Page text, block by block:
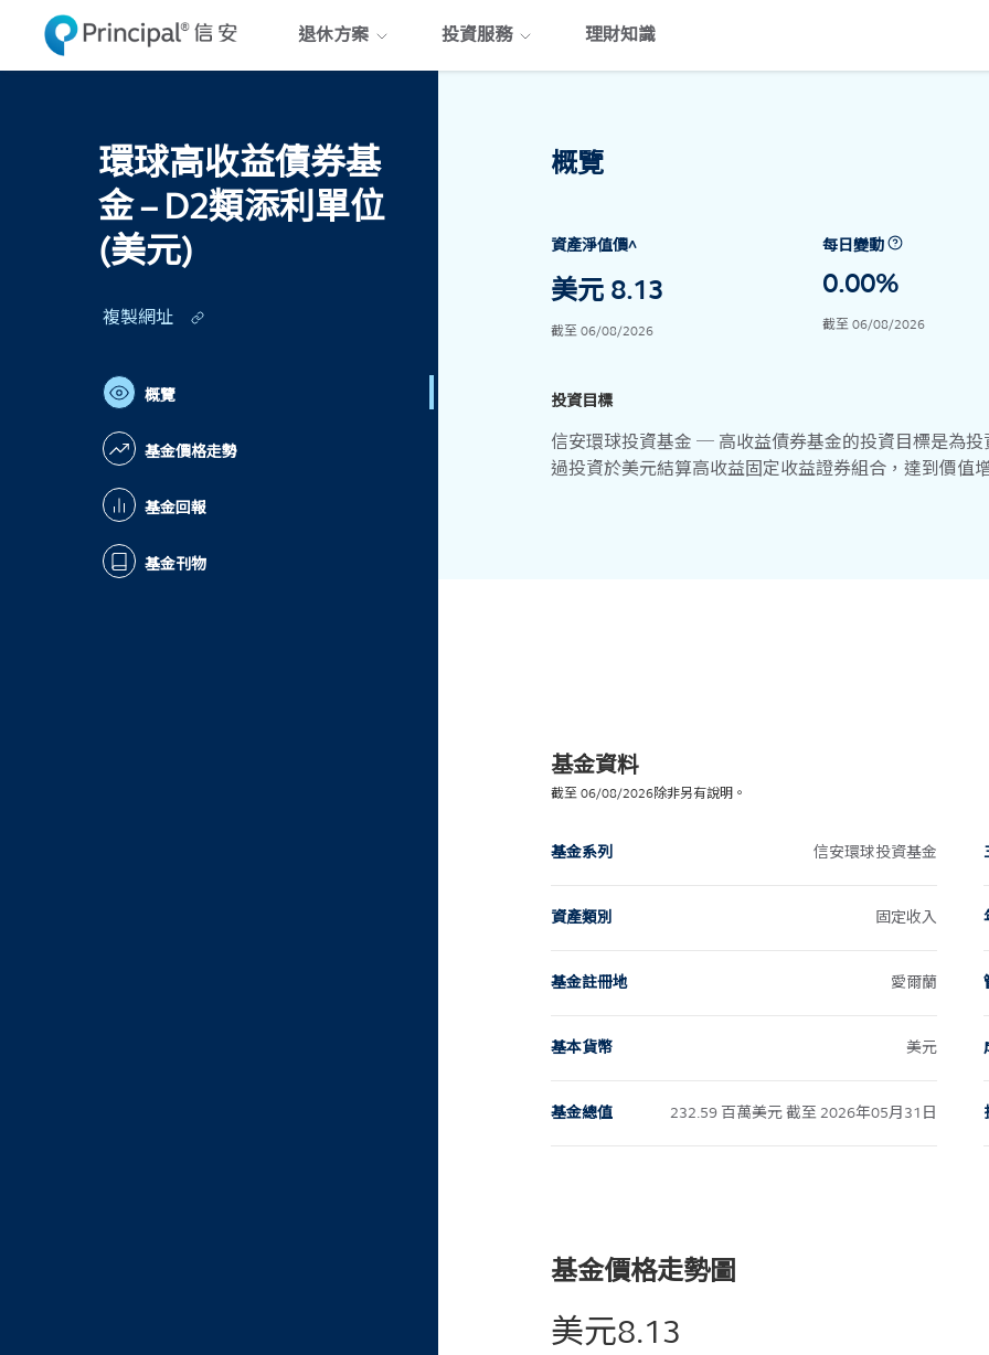
main
退休方案 投資服務 理財知識
環球高收益債券基
金 – D2類添利單位
(美元)
複製網址
概覽
基金價格走勢
基金回報
基金刊物
概覽
資產淨值價^
美元 8.13
截至 06/08/2026
每日變動
0.00%
截至 06/08/2026
投資目標
信安環球投資基金 ─ 高收益債券基金的投資目標是為
過投資於美元結算高收益固定收益證券組合，達到價值
基金資料
截至06/08/2026除非另有說明。
基金系列 信安環球投資基金
資產類別 固定收入
基金註冊地 愛爾蘭
基本貨幣 美元
基金總值 232.59 百萬美元 截至 2026年05月31日
基金價格走勢圖
美元8.13